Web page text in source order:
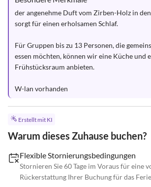
der angenehme Duft vom Zirben-Holz in
sorgt für einen erholsamen Schlaf.
Für Gruppen bis zu 13 Personen, die
essen möchten, können wir eine Küche und
Frühstücksraum anbieten.
W-lan vorhanden
Erstellt mit KI
Warum dieses Zuhause buchen?
Flexible Stornierungsbedingungen
Stornieren Sie 60 Tage im Voraus für eine
Rückerstattung Ihrer Buchung für das